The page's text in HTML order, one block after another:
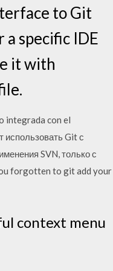
to Git
specific IDE
it with
integrada con el
Git с
SVN, только с
forgotten to git add your
context menu